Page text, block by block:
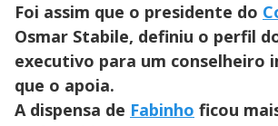
Foi assim que o presidente do
Osmar Stabile, definiu o perfil
executivo para um conselheiro
que o apoia.
A dispensa de Fabinho ficou